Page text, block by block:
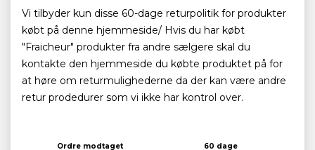
Vi tilbyder kun disse 60-dage returpolitik for produkter
købt på denne hjemmeside/ Hvis du har købt
"Fraicheur" produkter fra andre sælgere skal du
kontakte den hjemmeside du købte produktet på for
at høre om returmulighederne da der kan være andre
retur prodedurer som vi ikke har kontrol over.
Ordre modtaget 60 dage